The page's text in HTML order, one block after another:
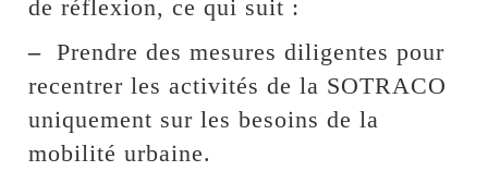
de réflexion, ce qui suit :
– Prendre des mesures diligentes pour
recentrer les activités de la SOTRACO
uniquement sur les besoins de la
mobilité urbaine.